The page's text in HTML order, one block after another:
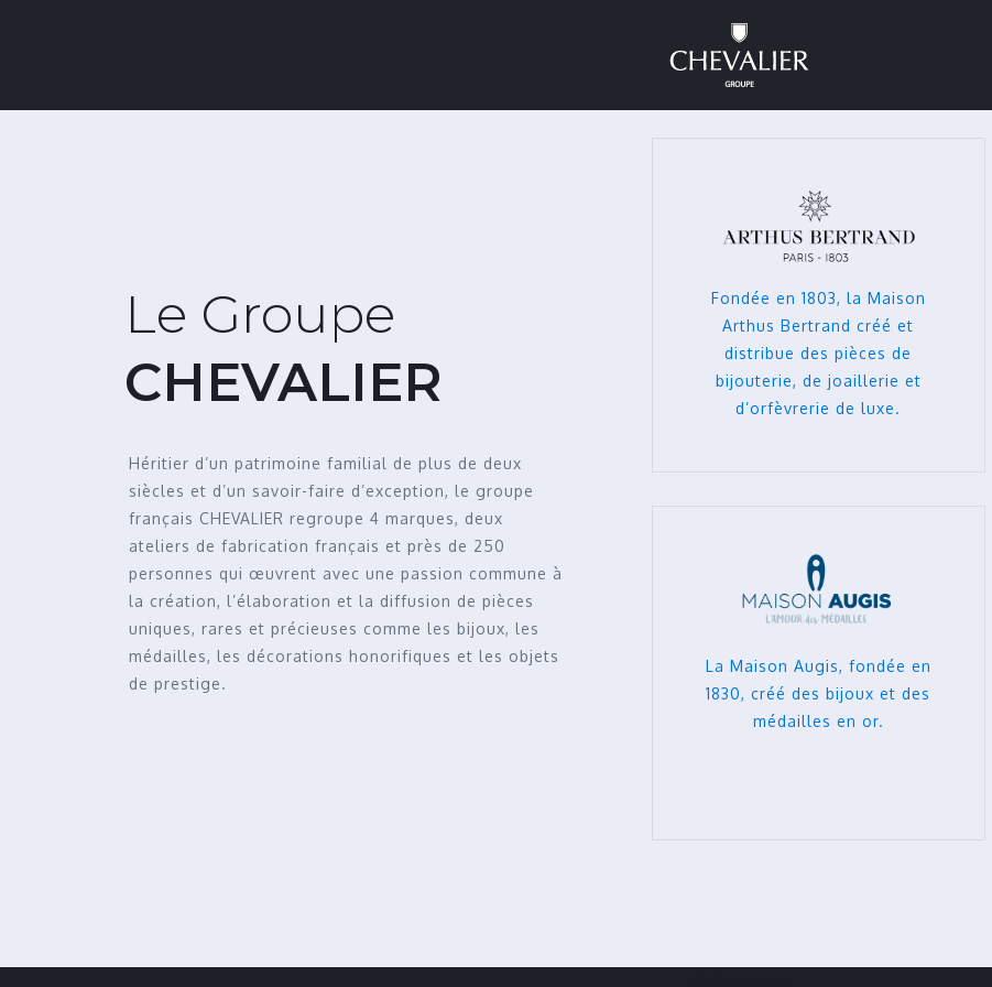
Le Groupe
CHEVALIER
Héritier d’un patrimoine familial de plus de deux
siècles et d’un savoir-faire d’exception, le groupe
français CHEVALIER regroupe 4 marques, deux
ateliers de fabrication français et près de 250
personnes qui œuvrent avec une passion commune à
la création, l’élaboration et la diffusion de pièces
uniques, rares et précieuses comme les bijoux, les
médailles, les décorations honorifiques et les objets
de prestige.
Fondée en 1803, la Maison
Arthus Bertrand créé et
distribue des pièces de
bijouterie, de joaillerie et
d’orfèvrerie de luxe.
La Maison Augis, fondée en
1830, créé des bijoux et des
médailles en or.